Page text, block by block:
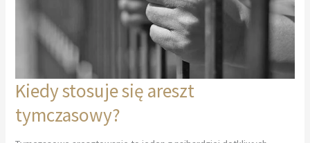
Kiedy stosuje się areszt
tymczasowy?